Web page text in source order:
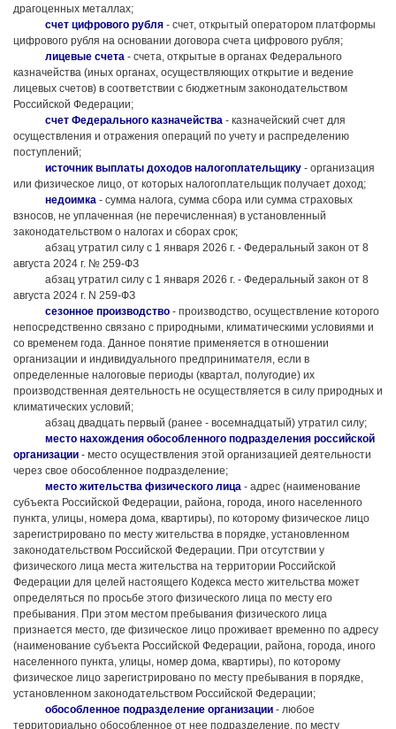
драгоценных металлах;
счет цифрового рубля - счет, открытый оператором платформы
цифрового рубля на основании договора счета цифрового рубля;
лицевые счета - счета, открытые в органах Федерального
казначейства (иных органах, осуществляющих открытие и ведение
лицевых счетов) в соответствии с бюджетным законодательством
Российской Федерации;
счет Федерального казначейства - казначейский счет для
осуществления и отражения операций по учету и распределению
поступлений;
источник выплаты доходов налогоплательщику - организация
или физическое лицо, от которых налогоплательщик получает доход;
недоимка - сумма налога, сумма сбора или сумма страховых
взносов, не уплаченная (не перечисленная) в установленный
законодательством о налогах и сборах срок;
абзац утратил силу с 1 января 2026 г. - Федеральный закон от 8
августа 2024 г. № 259-ФЗ
абзац утратил силу с 1 января 2026 г. - Федеральный закон от 8
августа 2024 г. N 259-ФЗ
сезонное производство - производство, осуществление которого
непосредственно связано с природными, климатическими условиями и
со временем года. Данное понятие применяется в отношении
организации и индивидуального предпринимателя, если в
определенные налоговые периоды (квартал, полугодие) их
производственная деятельность не осуществляется в силу природных и
климатических условий;
абзац двадцать первый (ранее - восемнадцатый) утратил силу;
место нахождения обособленного подразделения российской
организации - место осуществления этой организацией деятельности
через свое обособленное подразделение;
место жительства физического лица - адрес (наименование
субъекта Российской Федерации, района, города, иного населенного
пункта, улицы, номера дома, квартиры), по которому физическое лицо
зарегистрировано по месту жительства в порядке, установленном
законодательством Российской Федерации. При отсутствии у
физического лица места жительства на территории Российской
Федерации для целей настоящего Кодекса место жительства может
определяться по просьбе этого физического лица по месту его
пребывания. При этом местом пребывания физического лица
признается место, где физическое лицо проживает временно по адресу
(наименование субъекта Российской Федерации, района, города, иного
населенного пункта, улицы, номер дома, квартиры), по которому
физическое лицо зарегистрировано по месту пребывания в порядке,
установленном законодательством Российской Федерации;
обособленное подразделение организации - любое
территориально обособленное от нее подразделение, по месту